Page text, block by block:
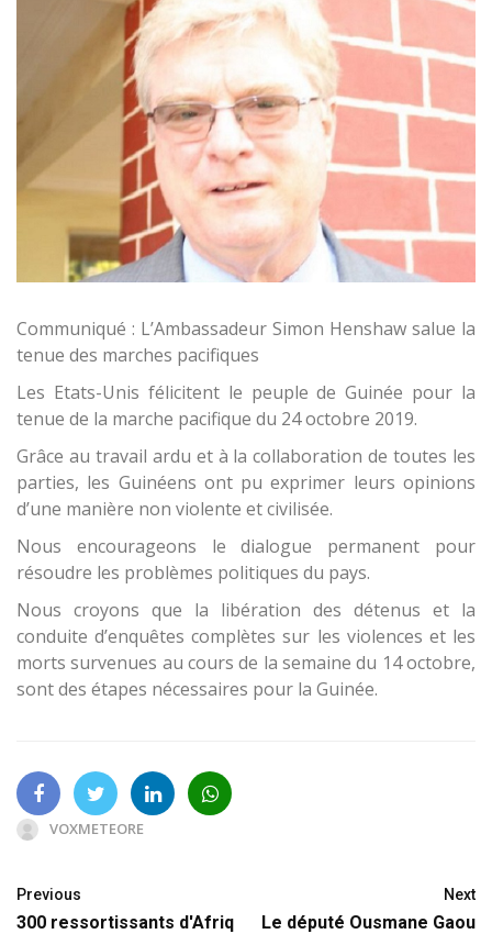
Communiqué : L’Ambassadeur Simon Henshaw salue la
tenue des marches pacifiques
Les Etats-Unis félicitent le peuple de Guinée pour la
tenue de la marche pacifique du 24 octobre 2019.
Grâce au travail ardu et à la collaboration de toutes les
parties, les Guinéens ont pu exprimer leurs opinions
d’une manière non violente et civilisée.
Nous encourageons le dialogue permanent pour
résoudre les problèmes politiques du pays.
Nous croyons que la libération des détenus et la
conduite d’enquêtes complètes sur les violences et les
morts survenues au cours de la semaine du 14 octobre,
sont des étapes nécessaires pour la Guinée.
VOXMETEORE
Previous
300 ressortissants d'Afriq
Next
Le député Ousmane Gaou